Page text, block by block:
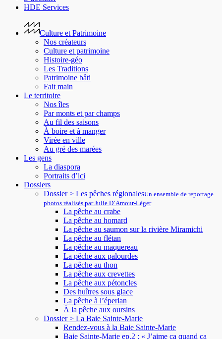
HDE Services
Culture et Patrimoine
Nos créateurs
Culture et patrimoine
Histoire-géo
Les Traditions
Patrimoine bâti
Fait main
Le territoire
Nos îles
Par monts et par champs
Au fil des saisons
À boire et à manger
Virée en ville
Au gré des marées
Les gens
La diaspora
Portraits d’ici
Dossiers
Dossier > Les pêches régionalesUn ensemble de reportage
photos réalisés par Julie D’Amour-Léger
La pêche au crabe
La pêche au homard
La pêche au saumon sur la rivière Miramichi
La pêche au flétan
La pêche au maquereau
La pêche aux palourdes
La pêche au thon
La pêche aux crevettes
La pêche aux pétoncles
Des huîtres sous glace
La pêche à l’éperlan
À la pêche aux oursins
Dossier > La Baie Sainte-Marie
Rendez-vous à la Baie Sainte-Marie
Baie Sainte-Marie ep.2 : « J’aime ça quand ça